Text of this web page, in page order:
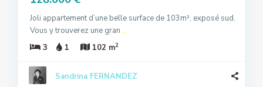
Joli appartement d’une belle surface de 103m², exposé sud.
Vous y trouverez une gran ...
3
1 102 m2
Sandrina FERNANDEZ